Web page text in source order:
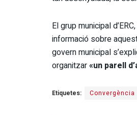
El grup municipal
informació sobre
govern municipal
organitzar«un parell
Etiquetes: Convergència